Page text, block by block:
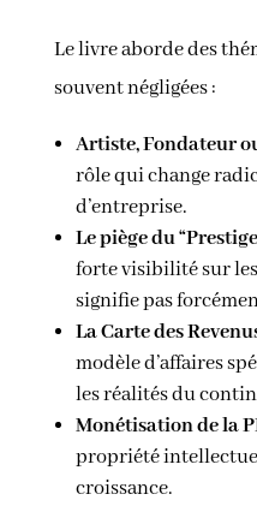
Le livre aborde des
souvent négligées :
Artiste, Fondateur
rôle qui change
d’entreprise.
Le piège du
forte visibilité sur
signifie pas
La Carte des
modèle d’affaires
les réalités du
Monétisation de la
propriété
croissance.